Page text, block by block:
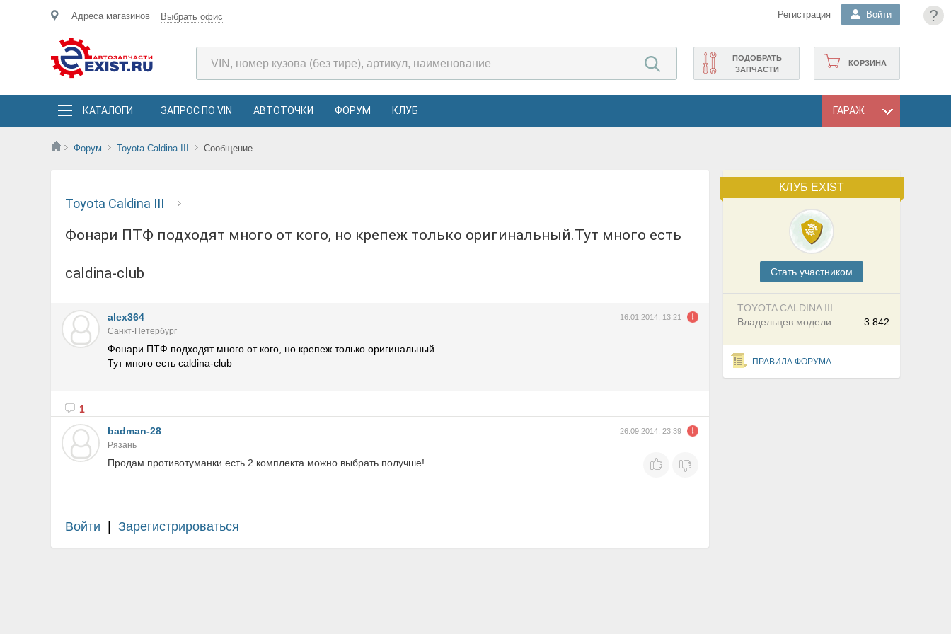
?
Адреса магазинов Выбрать офис Регистрация Войти
КОРЗИНА
ПОДОБРАТЬ
ЗАПЧАСТИ
КАТАЛОГИ ЗАПРОС ПО VIN АВТОТОЧКИ ФОРУМ КЛУБ ГАРАЖ
Форум Toyota Caldina III Сообщение
КЛУБ EXIST
Cтать участником
TOYOTA CALDINA III
3 842
Владельцев модели:
ПРАВИЛА ФОРУМА
Toyota Caldina III
Фонари ПТФ подходят много от кого, но крепеж только оригинальный.Тут много есть
caldina-club
alex364 16.01.2014, 13:21
Санкт-Петербург
Фонари ПТФ подходят много от кого, но крепеж только оригинальный.
Тут много есть caldina-club
1
badman-28
26.09.2014, 23:39
Рязань
Продам противотуманки есть 2 комплекта можно выбрать получше!
Войти Зарегистрироваться